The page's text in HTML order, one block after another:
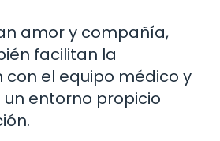
amor y compañía,
facilitan la
con el equipo médico y
entorno propicio